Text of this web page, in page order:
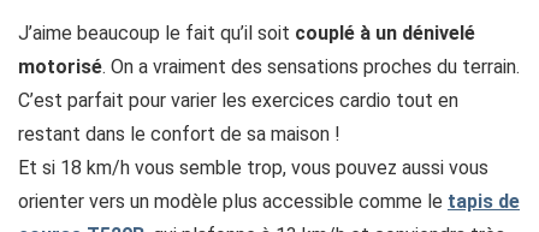
J’aime beaucoup le fait qu’il soit couplé à un dénivelé
motorisé. On a vraiment des sensations proches du terrain.
C’est parfait pour varier les exercices cardio tout en
restant dans le confort de sa maison !
Et si 18 km/h vous semble trop, vous pouvez aussi vous
orienter vers un modèle plus accessible comme le tapis de